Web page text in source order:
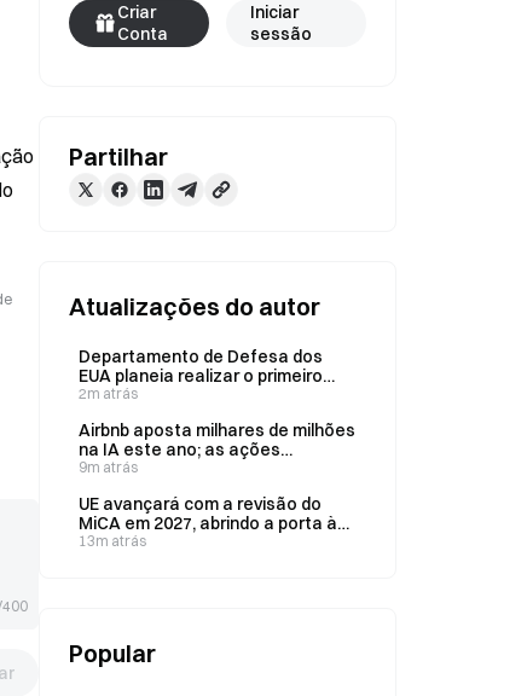
400
Criar
Conta
Iniciar
sessão
Partilhar
Atualizações do autor
Departamento de Defesa dos
EUA planeia realizar o primeiro
teste do sistema de defesa
final do ano
2m atrás
Airbnb aposta milhares de milhões
na IA este ano; as ações
disparam 15% após superar as
9m atrás
UE avançará com a revisão do
MiCA em 2027, abrindo a porta à
Tether e às stablecoins de fora
13m atrás
Popular